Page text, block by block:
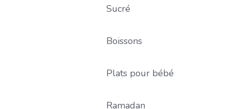
Sucré
Boissons
Plats pour bébé
Ramadan